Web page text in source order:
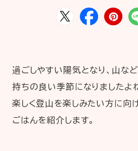
HOME ABOUT
過ごしやすい陽気となり、山な
持ちの良い季節になりましたよ
楽しく登山を楽しみたい方に向
ごはんを紹介します。